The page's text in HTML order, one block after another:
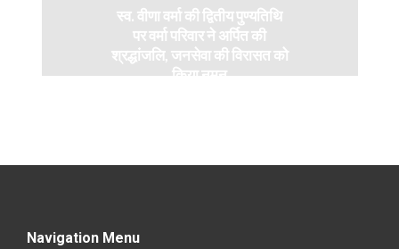
स्व. वीणा वर्मा की द्वितीय पुण्यतिथि
पर वर्मा परिवार ने अर्पित की
श्रद्धांजलि, जनसेवा की विरासत को
किया नमन
Navigation Menu